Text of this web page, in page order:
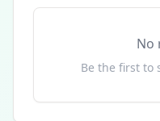
No
Be the first to